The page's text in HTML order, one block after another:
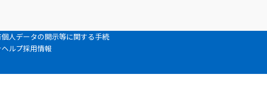
人データの開示等に関する手続
ヘルプ採用情報